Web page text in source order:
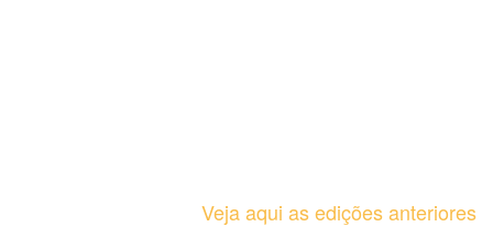
Veja aqui as edições anteriores